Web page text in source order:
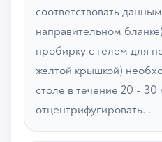
соответствовать
направительном
пробирку с гелем для
желтой крышкой)
столе в течение 20 - 30
отцентрифугировать. .